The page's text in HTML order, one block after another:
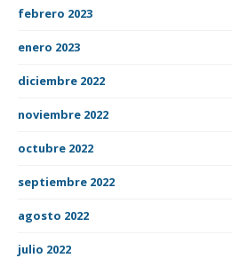
febrero 2023
enero 2023
diciembre 2022
noviembre 2022
octubre 2022
septiembre 2022
agosto 2022
julio 2022